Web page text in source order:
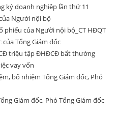
ký doanh nghiệp lần thứ 11
Người nội bộ
phiếu của Người nội bộ_CT HĐQT
Tổng Giám đốc
triệu tập ĐHĐCĐ bất thường
vay vốn
bổ nhiệm Tổng Giám đốc, Phó
Giám đốc, Phó Tổng Giám đốc